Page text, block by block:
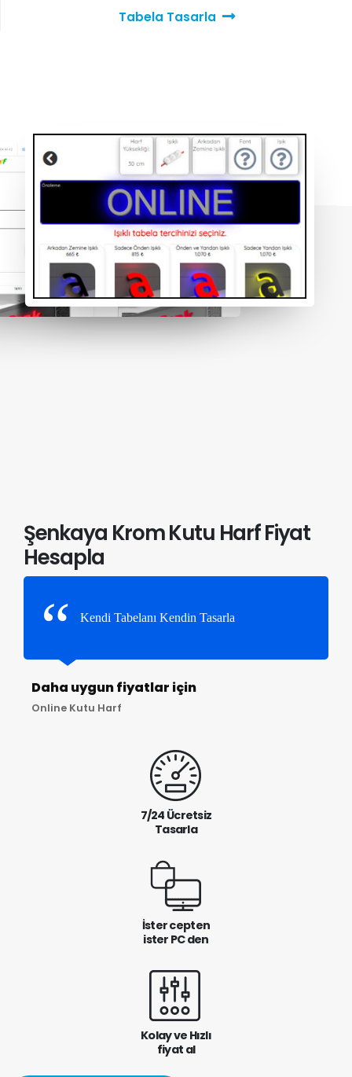
Tabela Tasarla
Şenkaya Krom Kutu Harf Fiyat
Hesapla
Kendi Tabelanı Kendin Tasarla
Daha uygun fiyatlar için
Online Kutu Harf
7/24 Ücretsiz
Tasarla
İster cepten
ister PC den
Kolay ve Hızlı
fiyat al